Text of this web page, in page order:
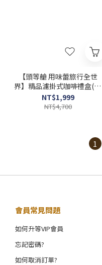
【頭等艙 用味蕾旅行全世
界】精品濾掛式咖啡禮盒(45
包/盒)附提繩
NT$1,999
NT$4,700
1
會員常見問題
如何升等VIP會員
忘記密碼?
如何取消訂單?